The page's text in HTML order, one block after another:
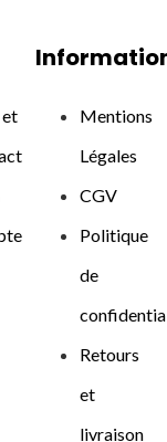
et
Mentions
Légales
CGV
Politique
de
Retours
et
livraison